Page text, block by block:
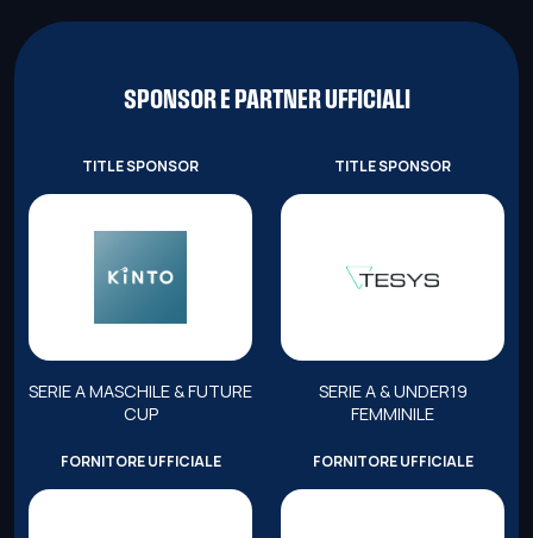
SPONSOR E PARTNER UFFICIALI
TITLE SPONSOR
SERIE A MASCHILE & FUTURE
CUP
TITLE SPONSOR
SERIE A & UNDER19
FEMMINILE
FORNITORE UFFICIALE FORNITORE UFFICIALE